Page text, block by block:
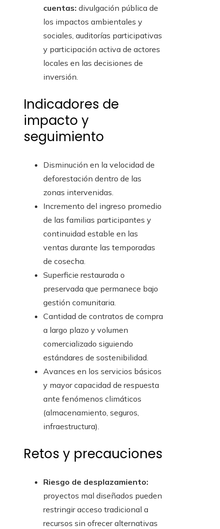
cuentas: divulgación pública de
los impactos ambientales y
sociales, auditorías participativas
y participación activa de actores
locales en las decisiones de
inversión.
Indicadores de
impacto y
seguimiento
Disminución en la velocidad de
deforestación dentro de las
zonas intervenidas.
Incremento del ingreso promedio
de las familias participantes y
continuidad estable en las
ventas durante las temporadas
de cosecha.
Superficie restaurada o
preservada que permanece bajo
gestión comunitaria.
Cantidad de contratos de compra
a largo plazo y volumen
comercializado siguiendo
estándares de sostenibilidad.
Avances en los servicios básicos
y mayor capacidad de respuesta
ante fenómenos climáticos
(almacenamiento, seguros,
infraestructura).
Retos y precauciones
Riesgo de desplazamiento:
proyectos mal diseñados pueden
restringir acceso tradicional a
recursos sin ofrecer alternativas